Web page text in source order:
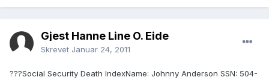
Gjest Hanne Line O. Eide
Skrevet Januar 24, 2011
???Social Security Death IndexName: Johnny Anderson SSN: 504-